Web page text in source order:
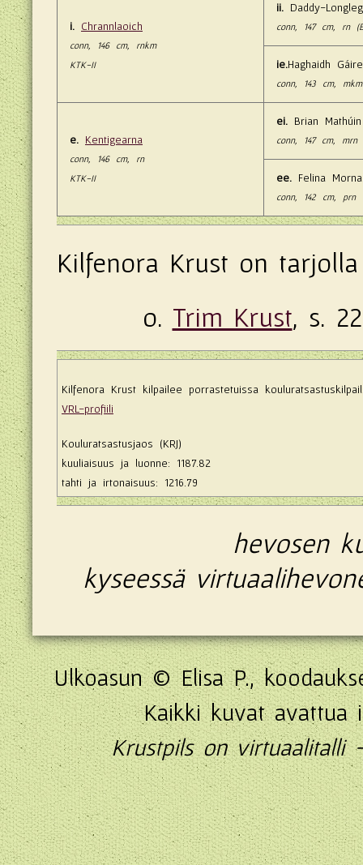
i. Chrannlaoich
conn, 146 cm, rnkm
KTK-II
ii. Daddy-
conn, 147 cm, rn
ie.Haghaidh Gáire
conn, 143 cm,
e. Kentigearna
conn, 146 cm, rn
KTK-II
ei. Brian Mathúin
conn, 147 cm, mrn
ee. Felina Morna
conn, 142 cm, prn
Kilfenora Krust on
o. Trim Krust, s.
Kilfenora Krust kilpailee porrastetuissa
VRL-profiili
Kouluratsastusjaos (KRJ)
kuuliaisuus ja luonne: 1187.82
tahti ja irtonaisuus: 1216.79
hevosen
kyseessä
Ulkoasun © Elisa P.,
Kaikki kuvat avattua
Krustpils on virtuaalitalli